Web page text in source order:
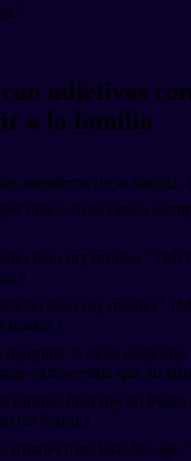
adjetivos
a la familia
miembros de la familia,
útiles. Aquí tienes
than my brother." (Mi
than my mother."
madre.)
is more outgoing
extrovertida que su
funnier than my tío
tío Pedro.)
smarter than kids his